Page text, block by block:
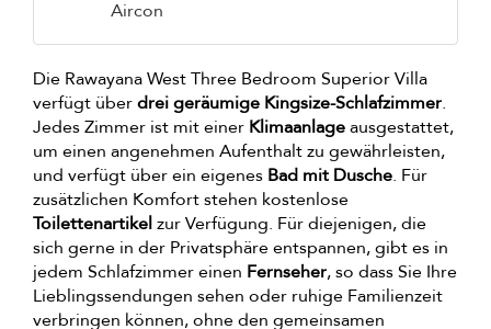
Aircon
Die Rawayana West Three Bedroom Superior Villa
verfügt überdrei geräumige Kingsize-Schlafzimmer.
Jedes Zimmer ist mit einer Klimaanlageausgestattet,
um einen angenehmen Aufenthalt zu gewährleisten,
und verfügt über ein eigenes Bad mit Dusche. Für
zusätzlichen Komfort stehen kostenlose
Toilettenartikelzur Verfügung. Für diejenigen, die
sich gerne in der Privatsphäre entspannen, gibt es in
jedem Schlafzimmer einen Fernseher, so dass Sie Ihre
Lieblingssendungen sehen oder ruhige Familienzeit
verbringen können, ohne den gemeinsamen